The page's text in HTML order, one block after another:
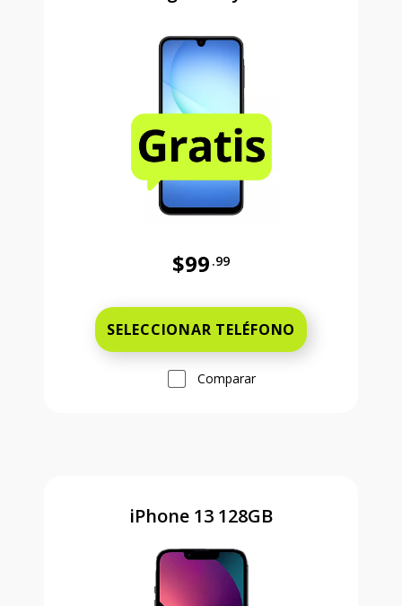
$99 .99
SELECCIONAR TELÉFONO
Comparar
iPhone 13 128GB